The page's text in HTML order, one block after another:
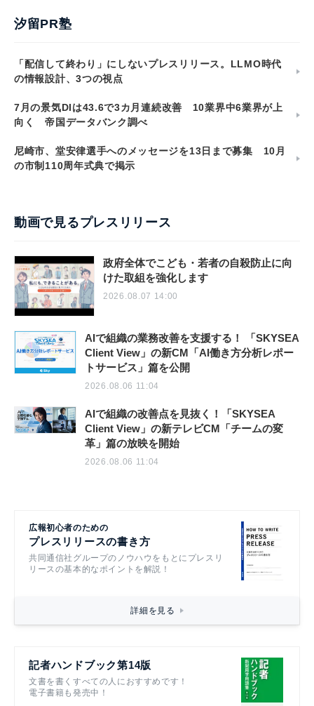
汐留PR塾
「配信して終わり」にしないプレスリリース。LLMO時代
の情報設計、3つの視点
7月の景気DIは43.6で3カ月連続改善 10業界中6業界が上
向く 帝国データバンク調べ
尼崎市、堂安律選手へのメッセージを13日まで募集 10月
の市制110周年式典で掲示
動画で見るプレスリリース
政府全体でこども・若者の自殺防止に向
けた取組を強化します
2026.08.07 14:00
AIで組織の業務改善を支援する！ 「SKYSEA
Client View」の新CM「AI働き方分析レポー
トサービス」篇を公開
2026.08.06 11:04
AIで組織の改善点を見抜く！「SKYSEA
Client View」の新テレビCM「チームの変
革」篇の放映を開始
2026.08.06 11:04
広報初心者のための
プレスリリースの書き方
共同通信社グループのノウハウをもとにプレスリ
リースの基本的なポイントを解説！
詳細を見る
記者ハンドブック第14版
文書を書くすべての人におすすめです！
電子書籍も発売中！